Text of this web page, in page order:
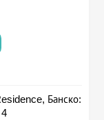
Банско: